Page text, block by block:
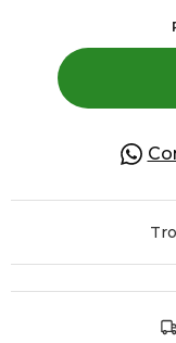
Pedras
Presente
OFERTAS